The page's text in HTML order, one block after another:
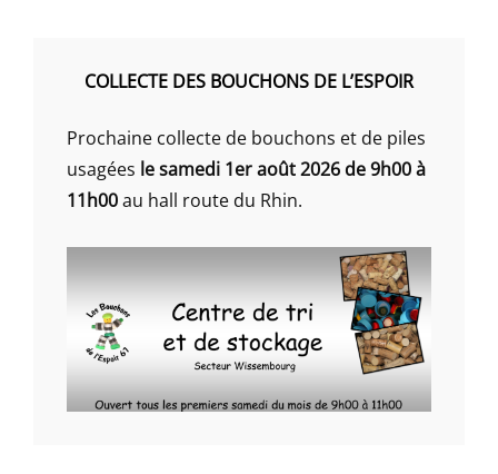
COLLECTE DES BOUCHONS DE L’ESPOIR
Prochaine collecte de bouchons et de piles
usagées le samedi 1er août 2026 de 9h00 à
11h00au hall route du Rhin.